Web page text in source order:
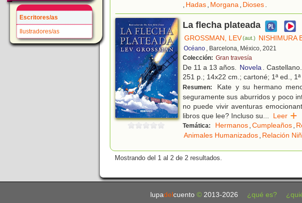
Escritores/as
Ilustradores/as
, Hadas, Morgana, Dioses.
La flecha plateada
GROSSMAN, LEV(aut.) NISHIMURA
Océano , Barcelona, México, 2021
Colección: Gran travesía
De 11 a 13 años. Novela. Castellano.
251 p.; 14x22 cm.; cartoné; 1ª ed.,
Resumen:
Kate y su hermano
seguramente sus aburridos y poco
no puede vivir aventuras
libros que lee? Incluso su... Leer
Temática: Hermanos,Cumpleaños,
Animales Humanizados, Relación
Mostrando del 1 al 2 de 2 resultados.
lupadel cuento © 2013-2026 ¿qué es?